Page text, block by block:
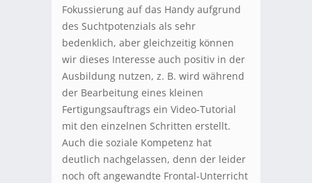
Fokussierung auf das Handy aufgrund
des Suchtpotenzials als sehr
bedenklich, aber gleichzeitig können
wir dieses Interesse auch positiv in der
Ausbildung nutzen, z. B. wird während
der Bearbeitung eines kleinen
Fertigungsauftrags ein Video-Tutorial
mit den einzelnen Schritten erstellt.
Auch die soziale Kompetenz hat
deutlich nachgelassen, denn der leider
noch oft angewandte Frontal-Unterricht